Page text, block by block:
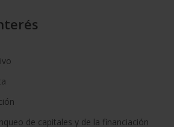
de capitales y de la financiación